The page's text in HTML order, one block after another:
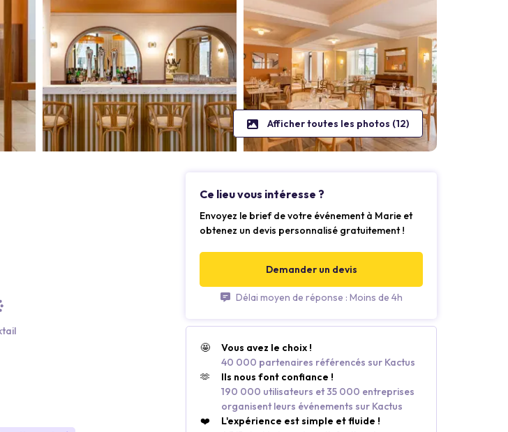
Afficher toutes les photos (12)
Ce lieu vous intéresse ?
Envoyez le brief de votre événement à Marie et
obtenez un devis personnalisé gratuitement !
Demander un devis
Délai moyen de réponse : Moins de 4h
🤩
Vous avez le choix !
40 000 partenaires référencés sur Kactus
🫶
Ils nous font confiance !
190 000 utilisateurs et 35 000 entreprises
organisent leurs événements sur Kactus
❤️
L'expérience est simple et fluide !